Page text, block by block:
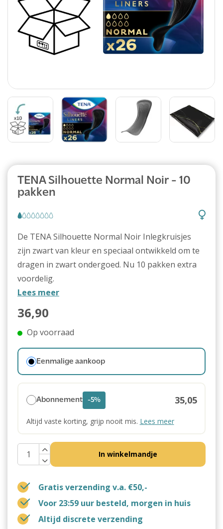
TENA Silhouette Normal Noir - 10
pakken
De TENA Silhouette Normal Noir Inlegkruisjes
zijn zwart van kleur en speciaal ontwikkeld om te
dragen in zwart ondergoed. Nu 10 pakken extra
voordelig.
Lees meer
36,90
Op voorraad
Eenmalige aankoop
Abonnement -5% 35,05
Altijd vaste korting, grijp nooit mis. Lees meer
In winkelmandje
Gratis verzending v.a. €50,-
Voor 23:59 uur besteld, morgen in huis
Altijd discrete verzending